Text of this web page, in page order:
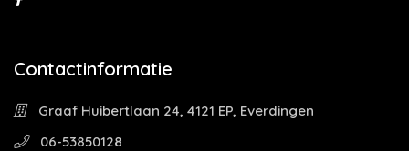
Contactinformatie
Graaf Huibertlaan 24, 4121 EP, Everdingen
06-53850128